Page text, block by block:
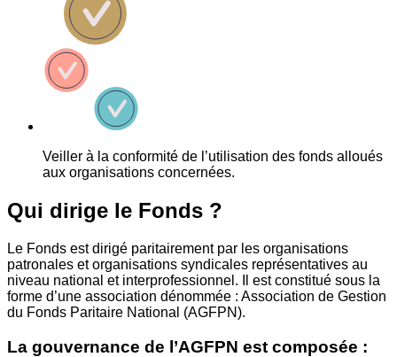
Veiller à la conformité de l’utilisation des fonds alloués
aux organisations concernées.
Qui dirige le Fonds ?
Le Fonds est dirigé paritairement par les organisations
patronales et organisations syndicales représentatives au
niveau national et interprofessionnel. Il est constitué sous la
forme d’une association dénommée : Association de Gestion
du Fonds Paritaire National (AGFPN).
La gouvernance de l’AGFPN est composée :